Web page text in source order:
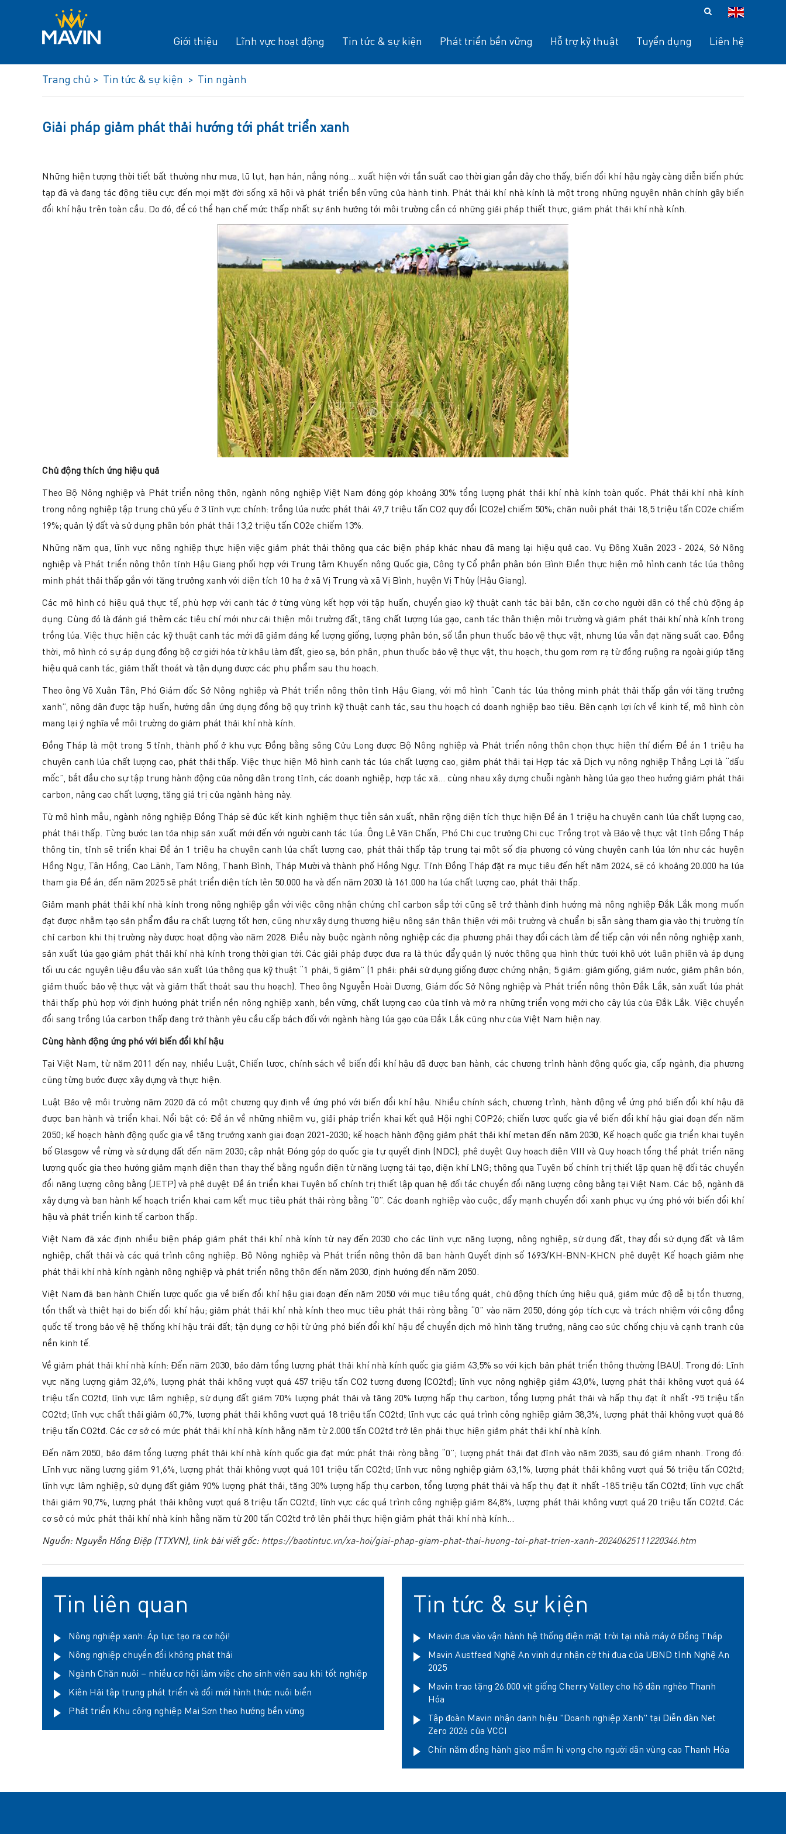
Giới thiệu Lĩnh vực hoạt động Tin tức & sự kiện Phát triển bền vững Hỗ trợ kỹ thuật Tuyển dụng Liên hệ
Trang chủ > Tin tức & sự kiện > Tin ngành
Giải pháp giảm phát thải hướng tới phát triển xanh
Những hiện tượng thời tiết bất thường như mưa, lũ lụt, hạn hán, nắng nóng… xuất hiện với tần suất cao thời gian gần đây cho thấy, biến đổi khí hậu ngày càng diễn biến phức
tạp đã và đang tác động tiêu cực đến mọi mặt đời sống xã hội và phát triển bền vững của hành tinh. Phát thải khí nhà kính là một trong những nguyên nhân chính gây biến
đổi khí hậu trên toàn cầu. Do đó, để có thể hạn chế mức thấp nhất sự ảnh hưởng tới môi trường cần có những giải pháp thiết thực, giảm phát thải khí nhà kính.
Chủ động thích ứng hiệu quả
Theo Bộ Nông nghiệp và Phát triển nông thôn, ngành nông nghiệp Việt Nam đóng góp khoảng 30% tổng lượng phát thải khí nhà kính toàn quốc. Phát thải khí nhà kính
trong nông nghiệp tập trung chủ yếu ở 3 lĩnh vực chính: trồng lúa nước phát thải 49,7 triệu tấn CO2 quy đổi (CO2e) chiếm 50%; chăn nuôi phát thải 18,5 triệu tấn CO2e chiếm
19%; quản lý đất và sử dụng phân bón phát thải 13,2 triệu tấn CO2e chiếm 13%.
Những năm qua, lĩnh vực nông nghiệp thực hiện việc giảm phát thải thông qua các biện pháp khác nhau đã mang lại hiệu quả cao. Vụ Đông Xuân 2023 - 2024, Sở Nông
nghiệp và Phát triển nông thôn tỉnh Hậu Giang phối hợp với Trung tâm Khuyến nông Quốc gia, Công ty Cổ phần phân bón Bình Điền thực hiện mô hình canh tác lúa thông
minh phát thải thấp gắn với tăng trưởng xanh với diện tích 10 ha ở xã Vị Trung và xã Vị Bình, huyện Vị Thủy (Hậu Giang).
Các mô hình có hiệu quả thực tế, phù hợp với canh tác ở từng vùng kết hợp với tập huấn, chuyển giao kỹ thuật canh tác bài bản, căn cơ cho người dân có thể chủ động áp
dụng. Cùng đó là đánh giá thêm các tiêu chí mới như cải thiện môi trường đất, tăng chất lượng lúa gạo, canh tác thân thiện môi trường và giảm phát thải khí nhà kính trong
trồng lúa. Việc thực hiện các kỹ thuật canh tác mới đã giảm đáng kể lượng giống, lượng phân bón, số lần phun thuốc bảo vệ thực vật, nhưng lúa vẫn đạt năng suất cao. Đồng
thời, mô hình có sự áp dụng đồng bộ cơ giới hóa từ khâu làm đất, gieo sạ, bón phân, phun thuốc bảo vệ thực vật, thu hoạch, thu gom rơm rạ từ đồng ruộng ra ngoài giúp tăng
hiệu quả canh tác, giảm thất thoát và tận dụng được các phụ phẩm sau thu hoạch.
Theo ông Võ Xuân Tân, Phó Giám đốc Sở Nông nghiệp và Phát triển nông thôn tỉnh Hậu Giang, với mô hình “Canh tác lúa thông minh phát thải thấp gắn với tăng trưởng
xanh”, nông dân được tập huấn, hướng dẫn ứng dụng đồng bộ quy trình kỹ thuật canh tác, sau thu hoạch có doanh nghiệp bao tiêu. Bên cạnh lợi ích về kinh tế, mô hình còn
mang lại ý nghĩa về môi trường do giảm phát thải khí nhà kính.
Đồng Tháp là một trong 5 tỉnh, thành phố ở khu vực Đồng bằng sông Cửu Long được Bộ Nông nghiệp và Phát triển nông thôn chọn thực hiện thí điểm Đề án 1 triệu ha
chuyên canh lúa chất lượng cao, phát thải thấp. Việc thực hiện Mô hình canh tác lúa chất lượng cao, giảm phát thải tại Hợp tác xã Dịch vụ nông nghiệp Thắng Lợi là “dấu
mốc”, bắt đầu cho sự tập trung hành động của nông dân trong tỉnh, các doanh nghiệp, hợp tác xã… cùng nhau xây dựng chuỗi ngành hàng lúa gạo theo hướng giảm phát thải
carbon, nâng cao chất lượng, tăng giá trị của ngành hàng này.
Từ mô hình mẫu, ngành nông nghiệp Đồng Tháp sẽ đúc kết kinh nghiệm thực tiễn sản xuất, nhân rộng diện tích thực hiện Đề án 1 triệu ha chuyên canh lúa chất lượng cao,
phát thải thấp. Từng bước lan tỏa nhịp sản xuất mới đến với người canh tác lúa. Ông Lê Văn Chấn, Phó Chi cục trưởng Chi cục Trồng trọt và Bảo vệ thực vật tỉnh Đồng Tháp
thông tin, tỉnh sẽ triển khai Đề án 1 triệu ha chuyên canh lúa chất lượng cao, phát thải thấp tập trung tại một số địa phương có vùng chuyên canh lúa lớn như các huyện
Hồng Ngự, Tân Hồng, Cao Lãnh, Tam Nông, Thanh Bình, Tháp Mười và thành phố Hồng Ngự. Tỉnh Đồng Tháp đặt ra mục tiêu đến hết năm 2024, sẽ có khoảng 20.000 ha lúa
tham gia Đề án, đến năm 2025 sẽ phát triển diện tích lên 50.000 ha và đến năm 2030 là 161.000 ha lúa chất lượng cao, phát thải thấp.
Giảm mạnh phát thải khí nhà kính trong nông nghiệp gắn với việc công nhận chứng chỉ carbon sắp tới cũng sẽ trở thành định hướng mà nông nghiệp Đắk Lắk mong muốn
đạt được nhằm tạo sản phẩm đầu ra chất lượng tốt hơn, cũng như xây dựng thương hiệu nông sản thân thiện với môi trường và chuẩn bị sẵn sàng tham gia vào thị trường tín
chỉ carbon khi thị trường này được hoạt động vào năm 2028. Điều này buộc ngành nông nghiệp các địa phương phải thay đổi cách làm để tiếp cận với nền nông nghiệp xanh,
sản xuất lúa gạo giảm phát thải khí nhà kính trong thời gian tới. Các giải pháp được đưa ra là thúc đẩy quản lý nước thông qua hình thức tưới khô ướt luân phiên và áp dụng
tối ưu các nguyên liệu đầu vào sản xuất lúa thông qua kỹ thuật “1 phải, 5 giảm” (1 phải: phải sử dụng giống được chứng nhận; 5 giảm: giảm giống, giảm nước, giảm phân bón,
giảm thuốc bảo vệ thực vật và giảm thất thoát sau thu hoạch). Theo ông Nguyễn Hoài Dương, Giám đốc Sở Nông nghiệp và Phát triển nông thôn Đắk Lắk, sản xuất lúa phát
thải thấp phù hợp với định hướng phát triển nền nông nghiệp xanh, bền vững, chất lượng cao của tỉnh và mở ra những triển vọng mới cho cây lúa của Đắk Lắk. Việc chuyển
đổi sang trồng lúa carbon thấp đang trở thành yêu cầu cấp bách đối với ngành hàng lúa gạo của Đắk Lắk cũng như của Việt Nam hiện nay.
Cùng hành động ứng phó với biến đổi khí hậu
Tại Việt Nam, từ năm 2011 đến nay, nhiều Luật, Chiến lược, chính sách về biến đổi khí hậu đã được ban hành, các chương trình hành động quốc gia, cấp ngành, địa phương
cũng từng bước được xây dựng và thực hiện.
Luật Bảo vệ môi trường năm 2020 đã có một chương quy định về ứng phó với biến đổi khí hậu. Nhiều chính sách, chương trình, hành động về ứng phó biến đổi khí hậu đã
được ban hành và triển khai. Nổi bật có: Đề án về những nhiệm vụ, giải pháp triển khai kết quả Hội nghị COP26; chiến lược quốc gia về biến đổi khí hậu giai đoạn đến năm
2050; kế hoạch hành động quốc gia về tăng trưởng xanh giai đoạn 2021-2030; kế hoạch hành động giảm phát thải khí metan đến năm 2030, Kế hoạch quốc gia triển khai tuyên
bố Glasgow về rừng và sử dụng đất đến năm 2030; cập nhật Đóng góp do quốc gia tự quyết định (NDC); phê duyệt Quy hoạch điện VIII và Quy hoạch tổng thể phát triển năng
lượng quốc gia theo hướng giảm mạnh điện than thay thế bằng nguồn điện từ năng lượng tái tạo, điện khí LNG; thông qua Tuyên bố chính trị thiết lập quan hệ đối tác chuyển
đổi năng lượng công bằng (JETP) và phê duyệt Đề án triển khai Tuyên bố chính trị thiết lập quan hệ đối tác chuyển đổi năng lượng công bằng tại Việt Nam. Các bộ, ngành đã
xây dựng và ban hành kế hoạch triển khai cam kết mục tiêu phát thải ròng bằng “0”. Các doanh nghiệp vào cuộc, đẩy mạnh chuyển đổi xanh phục vụ ứng phó với biến đổi khí
hậu và phát triển kinh tế carbon thấp.
Việt Nam đã xác định nhiều biện pháp giảm phát thải khí nhà kính từ nay đến 2030 cho các lĩnh vực năng lượng, nông nghiệp, sử dụng đất, thay đổi sử dụng đất và lâm
nghiệp, chất thải và các quá trình công nghiệp. Bộ Nông nghiệp và Phát triển nông thôn đã ban hành Quyết định số 1693/KH-BNN-KHCN phê duyệt Kế hoạch giảm nhẹ
phát thải khí nhà kính ngành nông nghiệp và phát triển nông thôn đến năm 2030, định hướng đến năm 2050.
Việt Nam đã ban hành Chiến lược quốc gia về biến đổi khí hậu giai đoạn đến năm 2050 với mục tiêu tổng quát, chủ động thích ứng hiệu quả, giảm mức độ dễ bị tổn thương,
tổn thất và thiệt hại do biến đổi khí hậu; giảm phát thải khí nhà kính theo mục tiêu phát thải ròng bằng “0” vào năm 2050, đóng góp tích cực và trách nhiệm với cộng đồng
quốc tế trong bảo vệ hệ thống khí hậu trái đất; tận dụng cơ hội từ ứng phó biến đổi khí hậu để chuyển dịch mô hình tăng trưởng, nâng cao sức chống chịu và cạnh tranh của
nền kinh tế.
Về giảm phát thải khí nhà kính: Đến năm 2030, bảo đảm tổng lượng phát thải khí nhà kính quốc gia giảm 43,5% so với kịch bản phát triển thông thường (BAU). Trong đó: Lĩnh
vực năng lượng giảm 32,6%, lượng phát thải không vượt quá 457 triệu tấn CO2 tương đương (CO2tđ); lĩnh vực nông nghiệp giảm 43,0%, lượng phát thải không vượt quá 64
triệu tấn CO2tđ; lĩnh vực lâm nghiệp, sử dụng đất giảm 70% lượng phát thải và tăng 20% lượng hấp thụ carbon, tổng lượng phát thải và hấp thụ đạt ít nhất -95 triệu tấn
CO2tđ; lĩnh vực chất thải giảm 60,7%, lượng phát thải không vượt quá 18 triệu tấn CO2tđ; lĩnh vực các quá trình công nghiệp giảm 38,3%, lượng phát thải không vượt quá 86
triệu tấn CO2tđ. Các cơ sở có mức phát thải khí nhà kính hằng năm từ 2.000 tấn CO2tđ trở lên phải thực hiện giảm phát thải khí nhà kính.
Đến năm 2050, bảo đảm tổng lượng phát thải khí nhà kính quốc gia đạt mức phát thải ròng bằng “0”; lượng phát thải đạt đỉnh vào năm 2035, sau đó giảm nhanh. Trong đó:
Lĩnh vực năng lượng giảm 91,6%, lượng phát thải không vượt quá 101 triệu tấn CO2tđ; lĩnh vực nông nghiệp giảm 63,1%, lượng phát thải không vượt quá 56 triệu tấn CO2tđ;
lĩnh vực lâm nghiệp, sử dụng đất giảm 90% lượng phát thải, tăng 30% lượng hấp thụ carbon, tổng lượng phát thải và hấp thụ đạt ít nhất -185 triệu tấn CO2tđ; lĩnh vực chất
thải giảm 90,7%, lượng phát thải không vượt quá 8 triệu tấn CO2tđ; lĩnh vực các quá trình công nghiệp giảm 84,8%, lượng phát thải không vượt quá 20 triệu tấn CO2tđ. Các
cơ sở có mức phát thải khí nhà kính hằng năm từ 200 tấn CO2tđ trở lên phải thực hiện giảm phát thải khí nhà kính…
Nguồn: Nguyễn Hồng Điệp (TTXVN), link bài viết gốc: https://baotintuc.vn/xa-hoi/giai-phap-giam-phat-thai-huong-toi-phat-trien-xanh-20240625111220346.htm
Tin liên quan
Nông nghiệp xanh: Áp lực tạo ra cơ hội!
Nông nghiệp chuyển đổi không phát thải
Ngành Chăn nuôi – nhiều cơ hội làm việc cho sinh viên sau khi tốt nghiệp
Kiên Hải tập trung phát triển và đổi mới hình thức nuôi biển
Phát triển Khu công nghiệp Mai Sơn theo hướng bền vững
Tin tức & sự kiện
Mavin đưa vào vận hành hệ thống điện mặt trời tại nhà máy ở Đồng Tháp
Mavin Austfeed Nghệ An vinh dự nhận cờ thi đua của UBND tỉnh Nghệ An
2025
Mavin trao tặng 26.000 vịt giống Cherry Valley cho hộ dân nghèo Thanh
Hóa
Tập đoàn Mavin nhận danh hiệu "Doanh nghiệp Xanh" tại Diễn đàn Net
Zero 2026 của VCCI
Chín năm đồng hành gieo mầm hi vọng cho người dân vùng cao Thanh Hóa